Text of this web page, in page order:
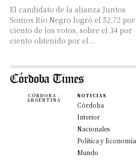
El candidato de la alianza Juntos
Somos Río Negro logró el 52,72 por
ciento de los votos, sobre el 34 por
ciento obtenido por el...
CÓRDOBA -
ARGENTINA
NOTICIAS
Córdoba
Interior
Nacionales
Política y Economía
Mundo